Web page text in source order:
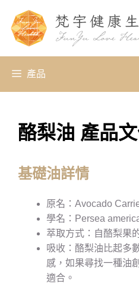
產品
酪梨油 產品
基礎油詳情
原名：Avocado
學名：Persea
萃取方式：自酪梨果
吸收：酪梨油比起多
感，如果尋找一種油
適合。